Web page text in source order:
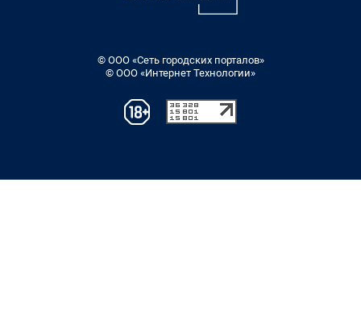
© ООО «Сеть городских порталов»
© ООО «Интернет Технологии»